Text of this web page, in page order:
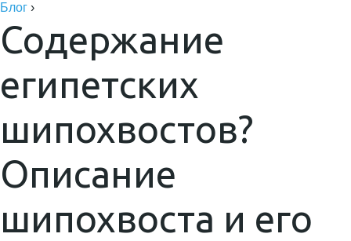
Блог ›
Содержание
египетских
шипохвостов?
Описание
шипохвоста и его